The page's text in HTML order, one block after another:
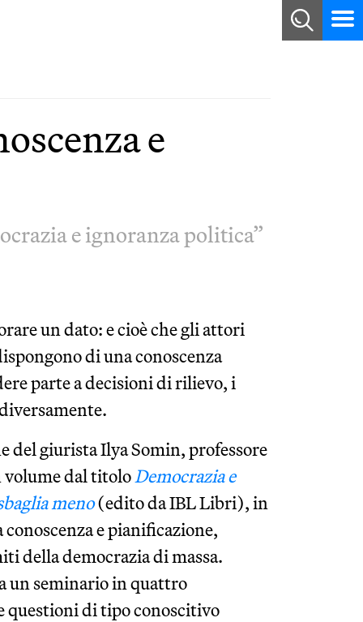
e
e ignoranza politica”
un dato: e cioè che gli attori
di una conoscenza
parte a decisioni di rilievo, i
del giurista Ilya Somin, professore
volume dal titoloDemocrazia e
meno(edito da IBL Libri), in
e pianificazione,
della democrazia di massa.
un seminario in quattro
questioni di tipo conoscitivo